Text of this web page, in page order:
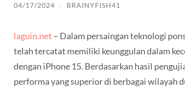
04/17/2024 / BRAINYFISH41
laguin.net – Dalam persaingan teknologi
telah tercatat memiliki keunggulan dalam
dengan iPhone 15. Berdasarkan hasil
performa yang superior di berbagai wilayah